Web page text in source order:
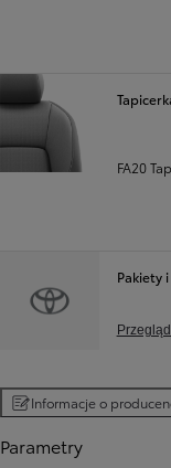
FA20
Pakiety
Informacje o
Parametry